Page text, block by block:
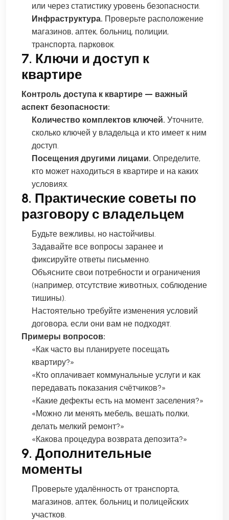
или через статистику уровень безопасности.
Инфраструктура. Проверьте расположение
магазинов, аптек, больниц, полиции,
транспорта, парковок.
7. Ключи и доступ к
квартире
Контроль доступа к квартире — важный
аспект безопасности:
Количество комплектов ключей. Уточните,
сколько ключей у владельца и кто имеет к ним
доступ.
Посещения другими лицами. Определите,
кто может находиться в квартире и на каких
условиях.
8. Практические советы по
разговору с владельцем
Будьте вежливы, но настойчивы.
Задавайте все вопросы заранее и
фиксируйте ответы письменно.
Объясните свои потребности и ограничения
(например, отсутствие животных, соблюдение
тишины).
Настоятельно требуйте изменения условий
договора, если они вам не подходят.
Примеры вопросов:
«Как часто вы планируете посещать
квартиру?»
«Кто оплачивает коммунальные услуги и как
передавать показания счётчиков?»
«Какие дефекты есть на момент заселения?»
«Можно ли менять мебель, вешать полки,
делать мелкий ремонт?»
«Какова процедура возврата депозита?»
9. Дополнительные
моменты
Проверьте удалённость от транспорта,
магазинов, аптек, больниц и полицейских
участков.